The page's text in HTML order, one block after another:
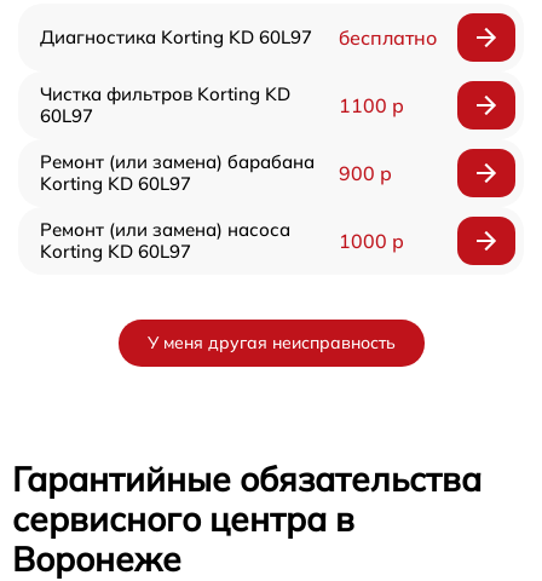
Диагностика Korting KD 60L97 бесплатно
Чистка фильтров Korting KD
60L97
1100 р
Ремонт (или замена) барабана
Korting KD 60L97
900 р
Ремонт (или замена) насоса
Korting KD 60L97
1000 р
У меня другая неисправность
Гарантийные обязательства
сервисного центра в
Воронеже